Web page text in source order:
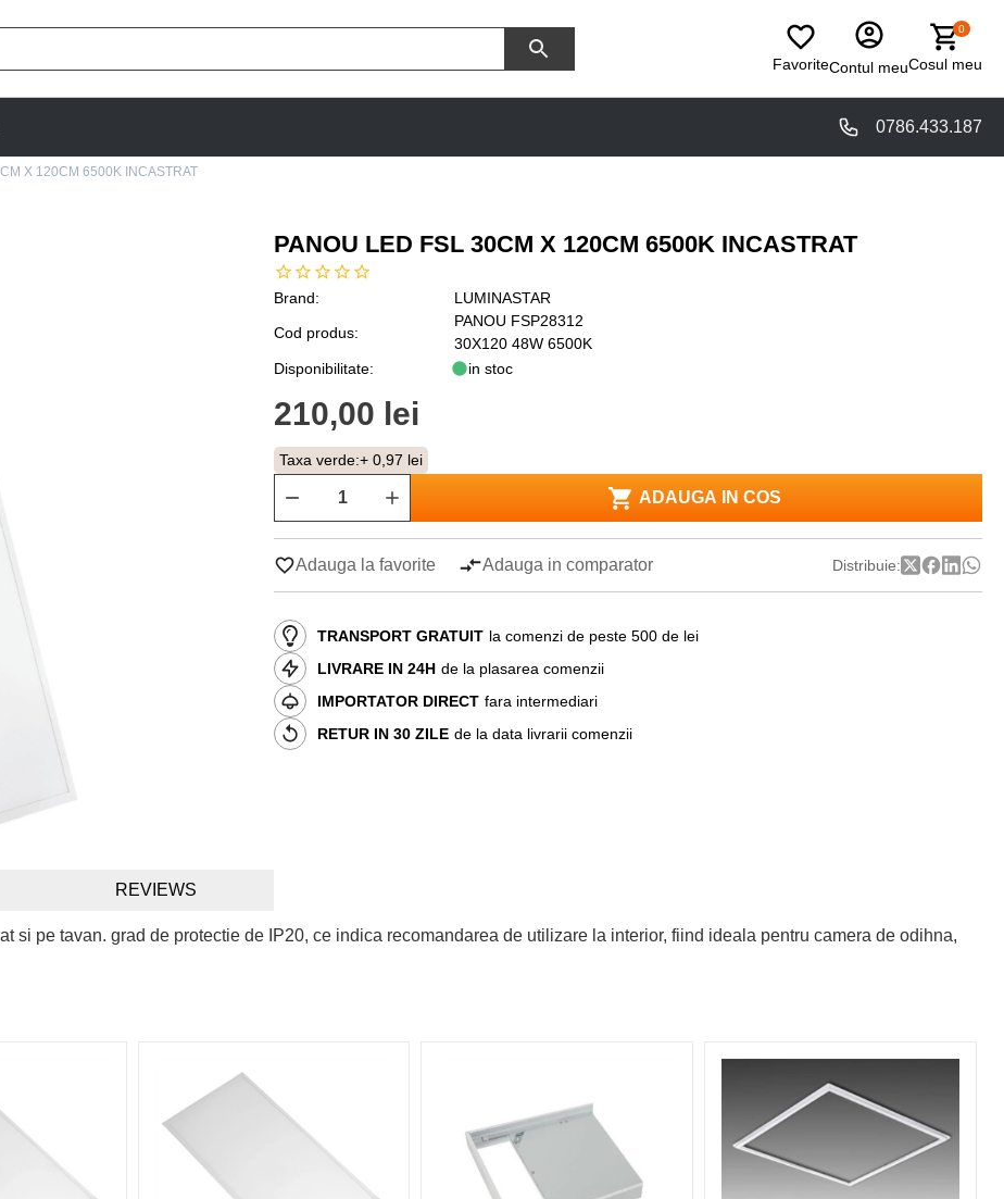
FavoriteContul meu
0
Cosul meu
0786.433.187
X 120CM 6500K INCASTRAT
PANOU LED FSL 30CM X 120CM 6500K INCASTRAT
Brand:
LUMINASTAR
Cod produs:
PANOU FSP28312
30X120 48W 6500K
Disponibilitate:
in stoc
210,00 lei
Taxa verde:+ 0,97 lei
ADAUGA IN COS
Adauga la favorite Adauga in comparator Distribuie:
TRANSPORT GRATUIT la comenzi de peste 500 de lei
LIVRARE IN 24H de la plasarea comenzii
IMPORTATOR DIRECT fara intermediari
RETUR IN 30 ZILE de la data livrarii comenzii
REVIEWS
si pe tavan. grad de protectie de IP20, ce indica recomandarea de utilizare la interior, fiind ideala pentru camera de odihna,